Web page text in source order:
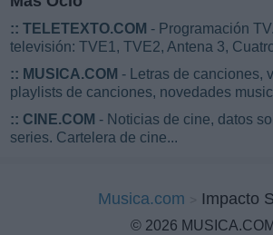
:: TELETEXTO.COM - Programación
televisión: TVE1, TVE2, Antena 3,
:: MUSICA.COM - Letras de canciones,
playlists de canciones, novedades
:: CINE.COM - Noticias de cine, datos
series. Cartelera de cine...
Musica.com Impacto
© 2026 MUSICA.COM